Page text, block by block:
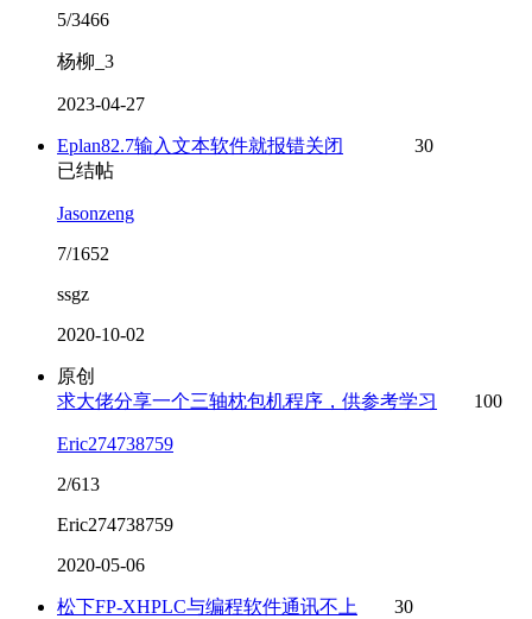
5/3466
杨柳_3
2023-04-27
Eplan82.7输入文本软件就报错关闭
30
已结帖
Jasonzeng
7/1652
ssgz
2020-10-02
原创
求大佬分享一个三轴枕包机程序，供参考学习
100
Eric274738759
2/613
Eric274738759
2020-05-06
松下FP-XHPLC与编程软件通讯不上
30